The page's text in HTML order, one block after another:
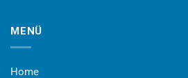
MENÜ
Home